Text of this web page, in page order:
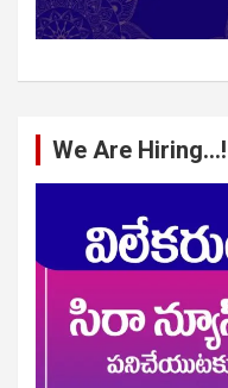
We Are Hiring…!